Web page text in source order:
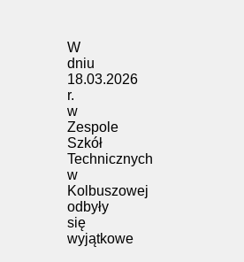
W
dniu
18.03.2026
r.
w
Zespole
Szkół
Technicznych
w
Kolbuszowej
odbyły
się
wyjątkowe